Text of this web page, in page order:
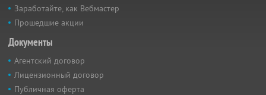
Заработайте, как Вебмастер
Прошедшие акции
Документы
Агентский договор
Лицензионный договор
Публичная оферта